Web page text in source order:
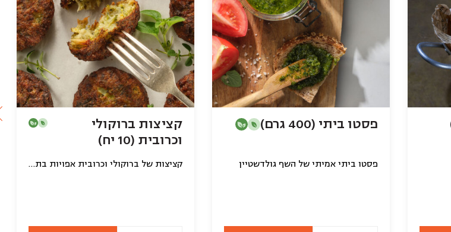
פסטו ביתי (400 גרם)
פסטו ביתי אמיתי של השף גולדשטיין
קציצות ברוקולי
וכרובית (10 יח)
קציצות של ברוקולי וכרובית אפויות בתנור (טבעוני)